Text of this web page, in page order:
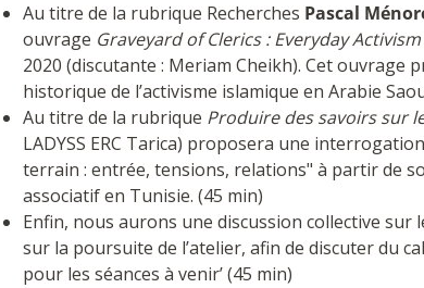
Au titre de la rubrique Recherches Pascal
ouvrage Graveyard of Clerics : Everyday
2020 (discutante : Meriam Cheikh). Cet
historique de l’activisme islamique en Arabie
Au titre de la rubrique Produire des savoirs sur
LADYSS ERC Tarica) proposera une
terrain : entrée, tensions, relations" à partir de
associatif en Tunisie. (45 min)
Enfin, nous aurons une discussion collective sur
sur la poursuite de l’atelier, afin de discuter du
pour les séances à venir’ (45 min)